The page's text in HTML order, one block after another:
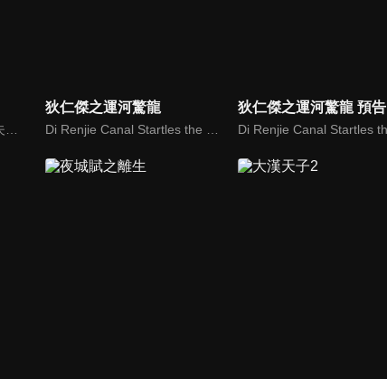
狄仁傑之運河驚龍 狄仁傑之運河驚龍 預告